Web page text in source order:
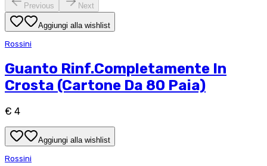
Previous Next
Aggiungi alla wishlist
Rossini
Guanto Rinf.Completamente In
Crosta (Cartone Da 80 Paia)
€ 4
Aggiungi alla wishlist
Rossini